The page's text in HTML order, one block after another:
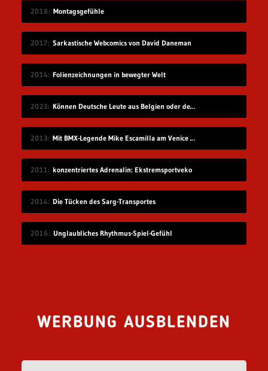
2018 Montagsgefühle
2017 Sarkastische Webcomics von David Daneman
2014 Folienzeichnungen in bewegter Welt
2023 Können Deutsche Leute aus Belgien oder den Niederlanden verstehen?
2013 Mit BMX-Legende Mike Escamilla am Venice Beach
2011 konzentriertes Adrenalin: Ekstremsportveko
2014 Die Tücken des Sarg-Transportes
2016 Unglaubliches Rhythmus-Spiel-Gefühl
WERBUNG AUSBLENDEN